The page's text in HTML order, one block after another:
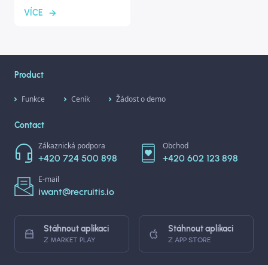
VÍCE
Product
Funkce Ceník Žádost o demo
Contact
Zákaznická podpora
+420 724 500 898
Obchod
+420 602 123 898
E-mail
iwant@recruitis.io
Stáhnout aplikaci
Z MARKET PLAY
Stáhnout aplikaci
Z APP STORE